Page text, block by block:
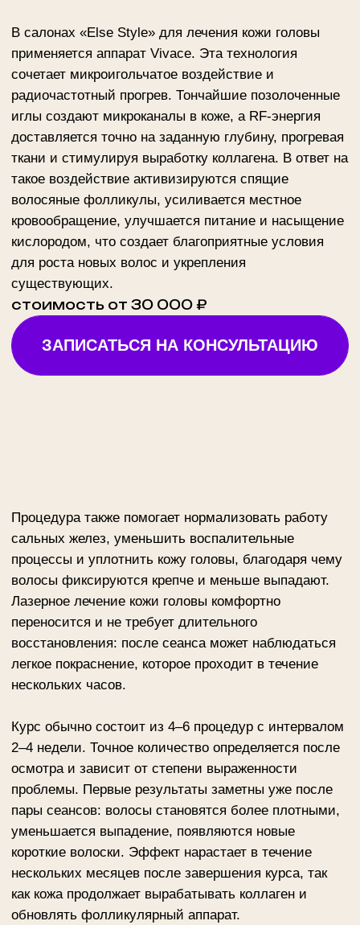
Процедура также помогает нормализовать работу
сальных желез, уменьшить воспалительные
процессы и уплотнить кожу головы, благодаря чему
волосы фиксируются крепче и меньше выпадают.
Лазерное лечение кожи головы комфортно
переносится и не требует длительного
восстановления: после сеанса может наблюдаться
легкое покраснение, которое проходит в течение
нескольких часов.
Курс обычно состоит из 4–6 процедур с интервалом
2–4 недели. Точное количество определяется после
осмотра и зависит от степени выраженности
проблемы. Первые результаты заметны уже после
пары сеансов: волосы становятся более плотными,
уменьшается выпадение, появляются новые
короткие волоски. Эффект нарастает в течение
Цены
Записаться на лазерное
лечение кожи головы в Москве